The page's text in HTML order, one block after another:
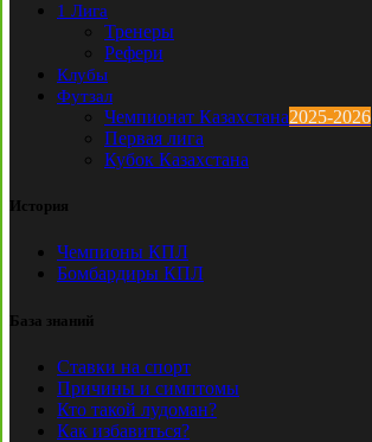
1 Лига
Тренеры
Рефери
Клубы
Футзал
Чемпионат Казахстана2025-2026
Первая лига
Кубок Казахстана
История
Чемпионы КПЛ
Бомбардиры КПЛ
База знаний
Ставки на спорт
Причины и симптомы
Кто такой лудоман?
Как избавиться?